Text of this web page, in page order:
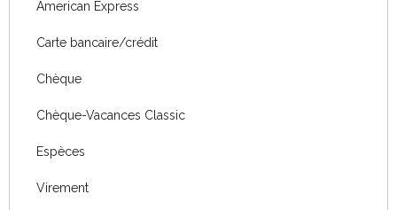
American Express
Carte bancaire/crédit
Chèque
Chèque-Vacances Classic
Espèces
Virement